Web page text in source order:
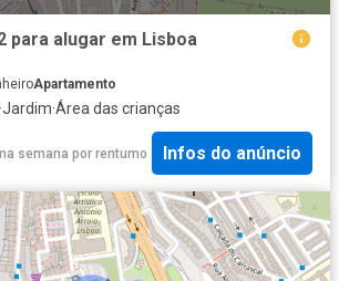
para alugar em Lisboa
Apartamento
·Jardim·Área das crianças
semana por rentumo Infos do anúncio